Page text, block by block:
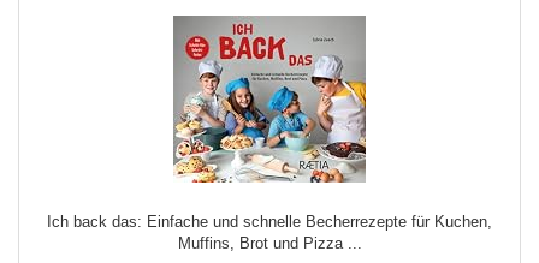
Ich back das: Einfache und schnelle Becherrezepte für Kuchen,
Muffins, Brot und Pizza ...